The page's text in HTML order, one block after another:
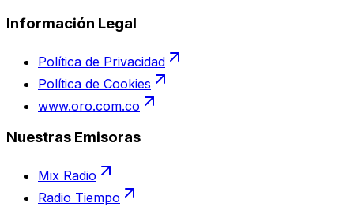
Información Legal
Política de Privacidad
Política de Cookies
www.oro.com.co
Nuestras Emisoras
Mix Radio
Radio Tiempo